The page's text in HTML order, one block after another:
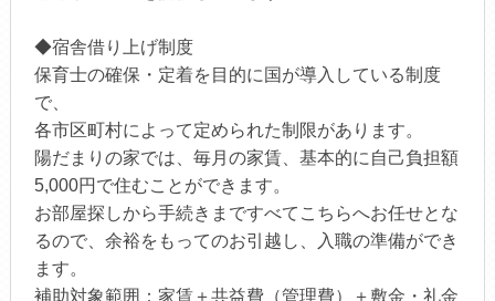
◆宿舎借り上げ制度
保育士の確保・定着を目的に国が導入している制度
で、
各市区町村によって定められた制限があります。
陽だまりの家では、毎月の家賃、基本的に自己負担額
5,000円で住むことができます。
お部屋探しから手続きまですべてこちらへお任せとな
るので、余裕をもってのお引越し、入職の準備ができ
ます。
補助対象範囲：家賃＋共益費（管理費）＋敷金・礼金